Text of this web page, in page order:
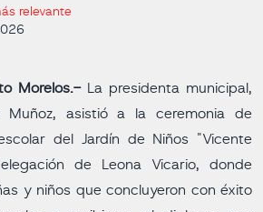
relevante
Morelos.- La presidenta municipal,
Muñoz, asistió a la ceremonia de
del Jardín de Niños "Vicente
de Leona Vicario, donde
y niños que concluyeron con éxito